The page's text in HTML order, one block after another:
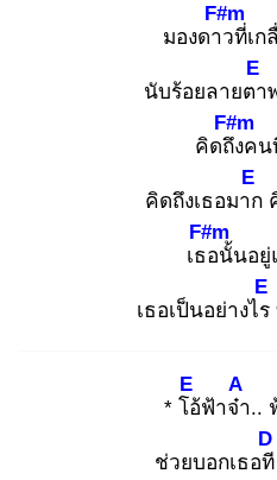
มองดาว
F#m
ที่เก
นับร้อยลายตา
E
คิดถึง
F#m
คน
คิดถึงเธอมาก
E
เธอ
F#m
นั้นอยู่
เธอเป็นอย่างไร
E
* โอ้
E
ฟ้าจ๋า
A
..
ช่วยบอกเธอที
D